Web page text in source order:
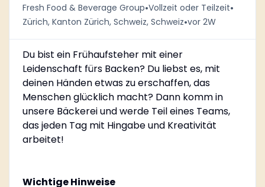
Fresh Food & Beverage Group•Vollzeit oder Teilzeit•
Zürich, Kanton Zürich, Schweiz, Schweiz•vor 2W
Du bist ein Frühaufsteher mit einer
Leidenschaft fürs Backen? Du liebst es, mit
deinen Händen etwas zu erschaffen, das
Menschen glücklich macht? Dann komm in
unsere Bäckerei und werde Teil eines Teams,
das jeden Tag mit Hingabe und Kreativität
arbeitet!
Wichtige Hinweise